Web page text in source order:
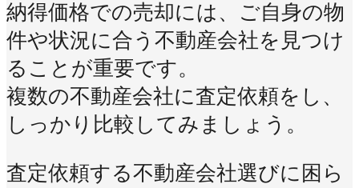
納得価格での売却には、ご自身の物
件や状況に合う不動産会社を見つけ
ることが重要です。
複数の不動産会社に査定依頼をし、
しっかり比較してみましょう。
査定依頼する不動産会社選びに困ら